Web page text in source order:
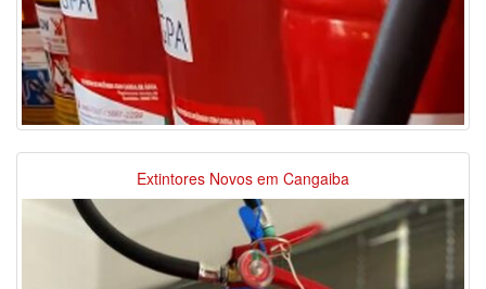
Extintores Novos em Cangaiba